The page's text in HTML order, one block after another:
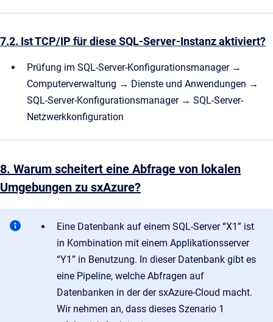
7.2. Ist TCP/IP für diese SQL-Server-Instanz aktiviert?
Prüfung im SQL-Server-Konfigurationsmanager →
Computerverwaltung → Dienste und Anwendungen →
SQL-Server-Konfigurationsmanager → SQL-Server-
Netzwerkkonfiguration
8. Warum scheitert eine Abfrage von lokalen
Umgebungen zu sxAzure?
Eine Datenbank auf einem SQL-Server “X1” ist
in Kombination mit einem Applikationsserver
“Y1” in Benutzung. In dieser Datenbank gibt es
eine Pipeline, welche Abfragen auf
Datenbanken in der der sxAzure-Cloud macht.
Wir nehmen an, dass dieses Szenario 1